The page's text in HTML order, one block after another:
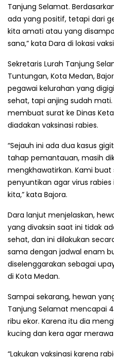
Tanjung Selamat.
ada yang positif, tetapi dari
kita amati atau yang
sana,” kata Dara di lokasi
Sekretaris Lurah Tanjung
Tuntungan, Kota Medan,
pegawai kelurahan yang
sehat, tapi anjing sudah
membuat surat ke Dinas
diadakan vaksinasi rabies.
“Sejauh ini ada dua kasus
tahap pemantauan, masih
mengkhawatirkan. Kami
penyuntikan agar virus
kita,” kata Bajora.
Dara lanjut menjelaskan,
yang divaksin saat ini tidak
sehat, dan ini dilakukan
sama dengan jadwal enam
diselenggarakan sebagai
di Kota Medan.
Sampai sekarang, hewan
Tanjung Selamat mencapai
ribu ekor. Karena itu dia
kucing dan kera agar
“Lakukan vaksinasi karena